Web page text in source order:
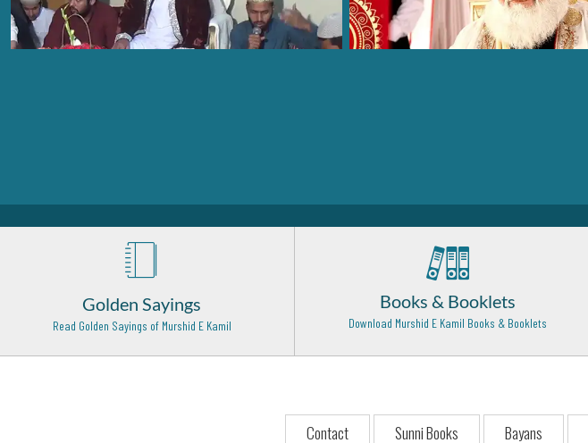
Golden Sayings
Read Golden Sayings of Murshid E Kamil
Books & Booklets
Download Murshid E Kamil Books & Booklets
Contact Sunni Books Bayans